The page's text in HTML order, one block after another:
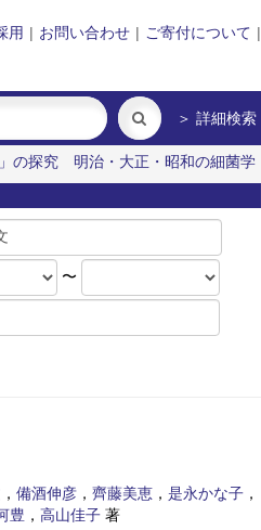
用 | お問い合わせ | ご寄付について |
＞ 詳細検索
の探究
明治・大正・昭和の細菌学
〜
， 備酒伸彦 ， 齊藤美恵 ， 是永かな子 ，
豊 ， 高山佳子 著